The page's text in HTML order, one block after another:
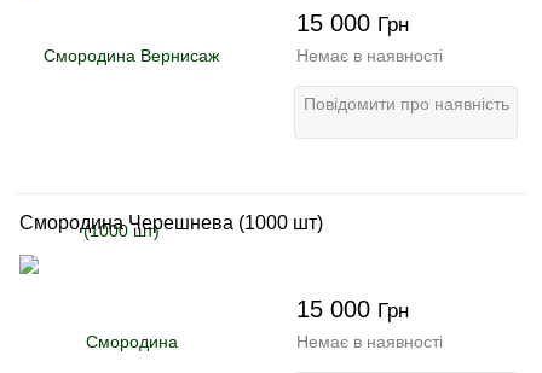
15 000 Грн
Немає в наявності
Повідомити про наявність
Смородина Черешнева (1000 шт)
15 000 Грн
Немає в наявності